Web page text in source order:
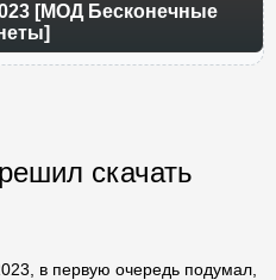
[МОД Бесконечные
скачать
в первую очередь подумал,